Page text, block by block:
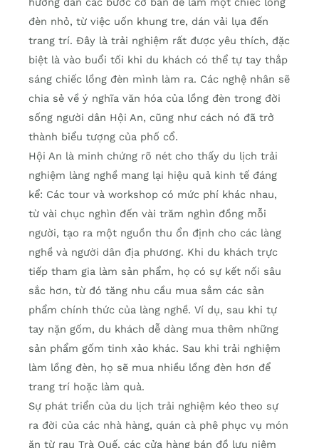
đèn nhỏ, từ việc uốn khung tre, dán vải lụa đến
trang trí. Đây là trải nghiệm rất được yêu thích, đặc
biệt là vào buổi tối khi du khách có thể tự tay thắp
sáng chiếc lồng đèn mình làm ra. Các nghệ nhân sẽ
chia sẻ về ý nghĩa văn hóa của lồng đèn trong đời
sống người dân Hội An, cũng như cách nó đã trở
thành biểu tượng của phố cổ.
Hội An là minh chứng rõ nét cho thấy du lịch trải
nghiệm làng nghề mang lại hiệu quả kinh tế đáng
kể: Các tour và workshop có mức phí khác nhau,
từ vài chục nghìn đến vài trăm nghìn đồng mỗi
người, tạo ra một nguồn thu ổn định cho các làng
nghề và người dân địa phương. Khi du khách trực
tiếp tham gia làm sản phẩm, họ có sự kết nối sâu
sắc hơn, từ đó tăng nhu cầu mua sắm các sản
phẩm chính thức của làng nghề. Ví dụ, sau khi tự
tay nặn gốm, du khách dễ dàng mua thêm những
sản phẩm gốm tinh xảo khác. Sau khi trải nghiệm
làm lồng đèn, họ sẽ mua nhiều lồng đèn hơn để
trang trí hoặc làm quà.
Sự phát triển của du lịch trải nghiệm kéo theo sự
ra đời của các nhà hàng, quán cà phê phục vụ món
ăn từ rau Trà Quế, các cửa hàng bán đồ lưu niệm